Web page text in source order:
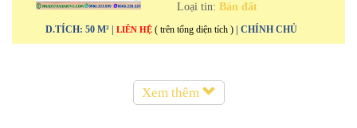
Loại tin: Bán đất
D.TÍCH: 50 M² | LIÊN HỆ ( trên tổng diện tích ) | CHÍNH CHỦ
Xem thêm